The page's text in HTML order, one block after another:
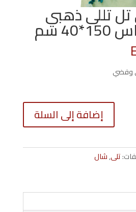
تل تللى ذهبي
سم
وفضي
كمية
جنزاري
مقاس
إضافة إلى السلة
تلى,شال